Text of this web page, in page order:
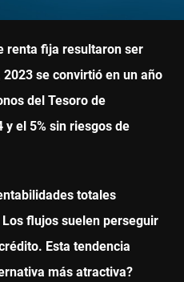
renta fija resultaron ser
se convirtió en un año
del Tesoro de
el 5% sin riesgos de
totales
flujos suelen perseguir
Esta tendencia
más atractiva?